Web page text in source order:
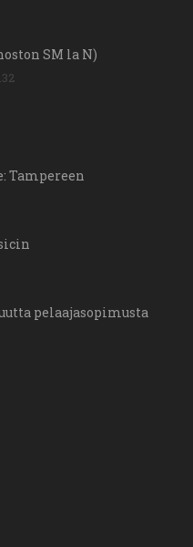
SM la N)
pelaajasopimusta